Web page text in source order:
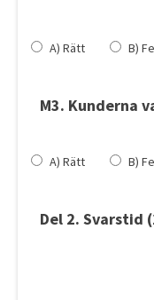
A) Rätt B)
M3. Kunderna
A) Rätt B)
Del 2. Svarstid